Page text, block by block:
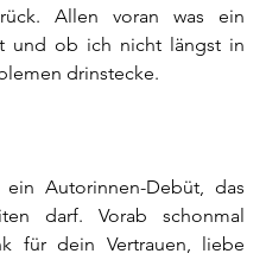
Allen voran was ein
und ob ich nicht längst in
drinstecke.
Autorinnen-Debüt, das
darf. Vorab schonmal
für dein Vertrauen, liebe